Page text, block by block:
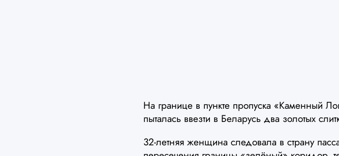
На границе в пункте пропуска «Каменный
пыталась ввезти в Беларусь два золотых
32-летняя женщина следовала в страну